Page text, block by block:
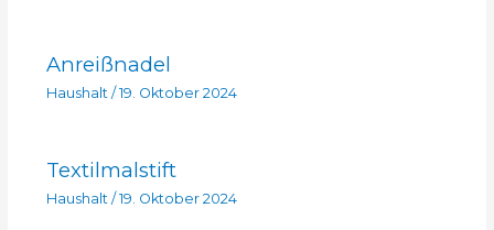
Anreißnadel
Haushalt /19. Oktober 2024
Textilmalstift
Haushalt /19. Oktober 2024